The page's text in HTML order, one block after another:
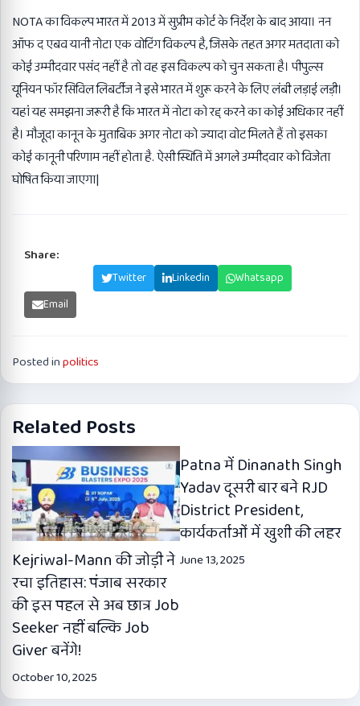
NOTA का विकल्प भारत में 2013 में सुप्रीम कोर्ट के निर्देश के बाद आया। नन
ऑफ द एबव यानी नोटा एक वोटिंग विकल्प है, जिसके तहत अगर मतदाता को
कोई उम्मीदवार पसंद नहीं है तो वह इस विकल्प को चुन सकता है। पीपुल्स
यूनियन फॉर सिविल लिबर्टीज ने इसे भारत में शुरू करने के लिए लंबी लड़ाई लड़ी।
यहां यह समझना जरूरी है कि भारत में नोटा को रद्द करने का कोई अधिकार नहीं
है। मौजूदा कानून के मुताबिक अगर नोटा को ज्यादा वोट मिलते हैं तो इसका
कोई कानूनी परिणाम नहीं होता है. ऐसी स्थिति में अगले उम्मीदवार को विजेता
घोषित किया जाएगा|
Share:
Twitter Linkedin
Whatsapp
Email
Posted inpolitics
Related Posts
Kejriwal-Mann की जोड़ी ने
रचा इतिहास: पंजाब सरकार
की इस पहल से अब छात्र Job
Seeker नहीं बल्कि Job
Giver बनेंगे!
October 10, 2025
Patna में Dinanath Singh
Yadav दूसरी बार बने RJD
District President,
कार्यकर्ताओं में खुशी की लहर
June 13, 2025